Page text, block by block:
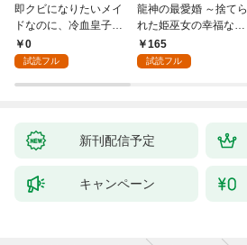
即クビになりたいメイ
ドなのに、冷血皇子に
執着されています第1
話
0
試読フル
龍神の最愛婚 ～捨てら
れた姫巫女の幸福な嫁
入り～: 1
165
試読フル
新刊配信予定
キャンペーン